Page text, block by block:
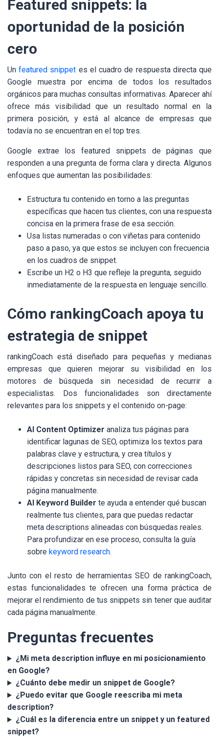
Featured snippets: la
oportunidad de la posición
cero
Unfeatured snippet es el cuadro de respuesta directa que
Google muestra por encima de todos los resultados
orgánicos para muchas consultas informativas. Aparecer ahí
ofrece más visibilidad que un resultado normal en la
primera posición, y está al alcance de empresas que
todavía no se encuentran en el top tres.
Google extrae los featured snippets de páginas que
responden a una pregunta de forma clara y directa. Algunos
enfoques que aumentan las posibilidades:
Estructura tu contenido en torno a las preguntas
específicas que hacen tus clientes, con una respuesta
concisa en la primera frase de esa sección.
Usa listas numeradas o con viñetas para contenido
paso a paso, ya que estos se incluyen con frecuencia
en los cuadros de snippet.
Escribe un H2 o H3 que refleje la pregunta, seguido
inmediatamente de la respuesta en lenguaje sencillo.
Cómo rankingCoach apoya tu
estrategia de snippet
rankingCoach está diseñado para pequeñas y medianas
empresas que quieren mejorar su visibilidad en los
motores de búsqueda sin necesidad de recurrir a
especialistas. Dos funcionalidades son directamente
relevantes para los snippets y el contenido on-page:
AI Content Optimizer analiza tus páginas para
identificar lagunas de SEO, optimiza los textos para
palabras clave y estructura, y crea títulos y
descripciones listos para SEO, con correcciones
rápidas y concretas sin necesidad de revisar cada
página manualmente.
AI Keyword Builder te ayuda a entender qué buscan
realmente tus clientes, para que puedas redactar
meta descriptions alineadas con búsquedas reales.
Para profundizar en ese proceso, consulta la guía
sobre keyword research.
Junto con el resto de herramientas SEO de rankingCoach,
estas funcionalidades te ofrecen una forma práctica de
mejorar el rendimiento de tus snippets sin tener que auditar
cada página manualmente.
Preguntas frecuentes
¿Mi meta description influye en mi posicionamiento
en Google?
¿Cuánto debe medir un snippet de Google?
¿Puedo evitar que Google reescriba mi meta
description?
¿Cuál es la diferencia entre un snippet y un featured
snippet?